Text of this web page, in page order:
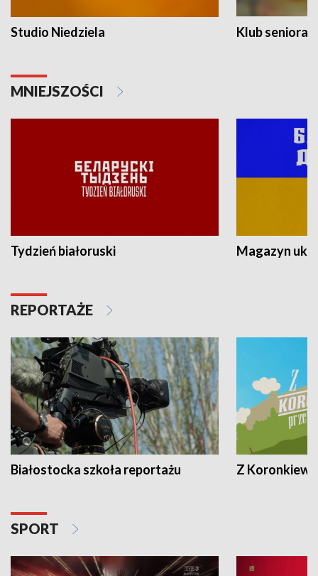
Studio Niedziela Klub seniora
MNIEJSZOŚCI
Tydzień białoruski Magazyn
REPORTAŻE
Białostocka szkoła reportażu Z
SPORT